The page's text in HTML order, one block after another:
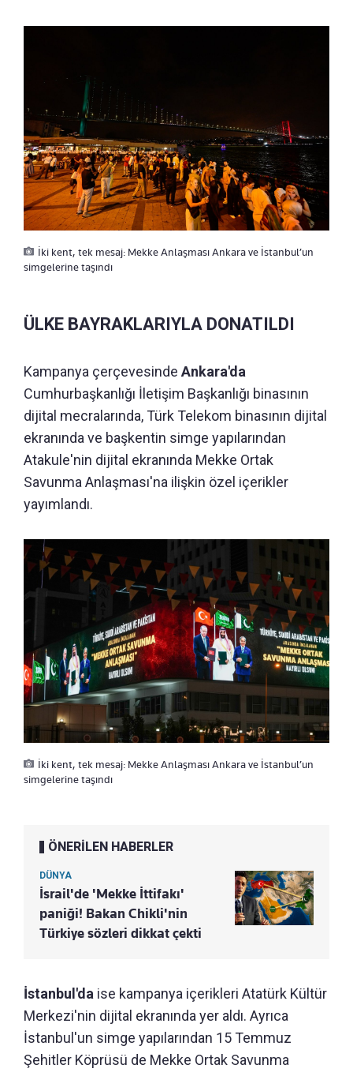
İki kent, tek mesaj: Mekke Anlaşması Ankara ve İstanbul’un
simgelerine taşındı
ÜLKE BAYRAKLARIYLA DONATILDI
Kampanya çerçevesinde Ankara'da
Cumhurbaşkanlığı İletişim Başkanlığı binasının
dijital mecralarında, Türk Telekom binasının dijital
ekranında ve başkentin simge yapılarından
Atakule'nin dijital ekranında Mekke Ortak
Savunma Anlaşması'na ilişkin özel içerikler
yayımlandı.
İki kent, tek mesaj: Mekke Anlaşması Ankara ve İstanbul’un
simgelerine taşındı
ÖNERİLEN HABERLER
DÜNYA
İsrail'de 'Mekke İttifakı'
paniği! Bakan Chikli'nin
Türkiye sözleri dikkat çekti
İstanbul'da ise kampanya içerikleri Atatürk Kültür
Merkezi'nin dijital ekranında yer aldı. Ayrıca
İstanbul'un simge yapılarından 15 Temmuz
Şehitler Köprüsü de Mekke Ortak Savunma